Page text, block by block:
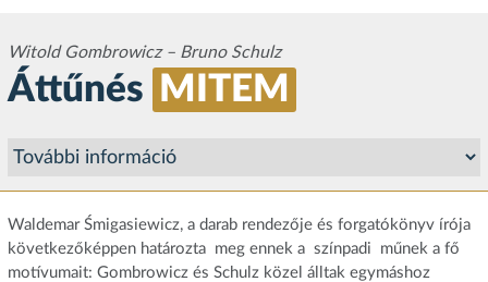
Witold Gombrowicz – Bruno Schulz
Áttűnés MITEM
Waldemar Śmigasiewicz, a darab rendezője és forgatókönyv írója
következőképpen határozta meg ennek a színpadi műnek a fő
motívumait: Gombrowicz és Schulz közel álltak egymáshoz